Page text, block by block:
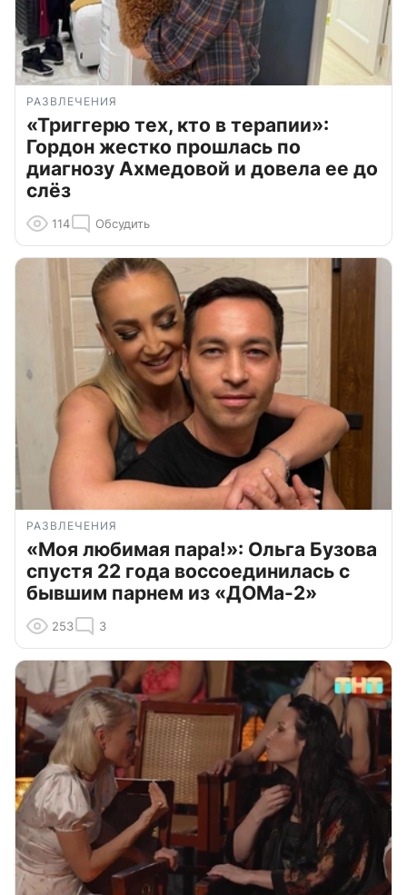
РАЗВЛЕЧЕНИЯ
«Триггерю тех, кто в терапии»:
Гордон жестко прошлась по
диагнозу Ахмедовой и довела ее до
слёз
114 Обсудить
РАЗВЛЕЧЕНИЯ
«Моя любимая пара!»: Ольга Бузова
спустя 22 года воссоединилась с
бывшим парнем из «ДОМа-2»
253 3